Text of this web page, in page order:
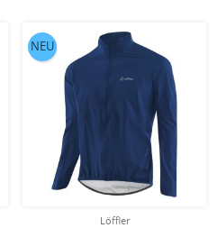
Löffler
NEU